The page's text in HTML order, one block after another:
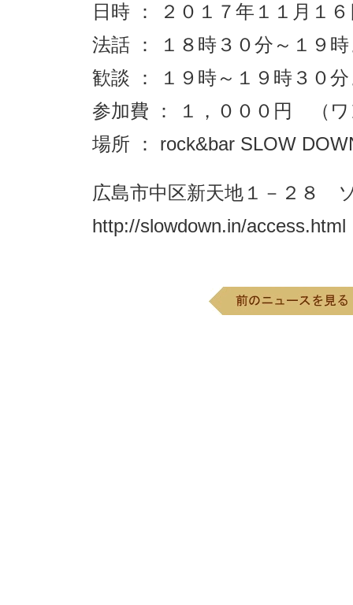
日時 ： ２０１７年１１月１
法話 ： １８時３０分～１９
歓談 ： １９時～１９時３０
参加費 ： １，０００円 （
場所 ： rock&bar SLOW
広島市中区新天地１－２８
http://slowdown.in/access.html